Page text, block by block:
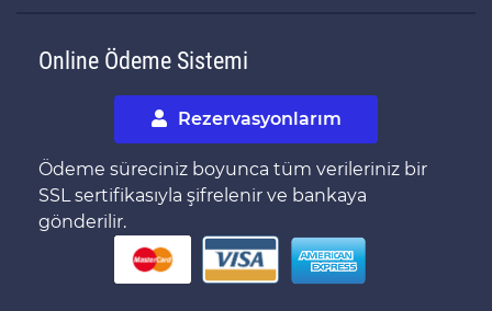
Online Ödeme Sistemi
Rezervasyonlarım
Ödeme süreciniz boyunca tüm verileriniz bir
SSL sertifikasıyla şifrelenir ve bankaya
gönderilir.